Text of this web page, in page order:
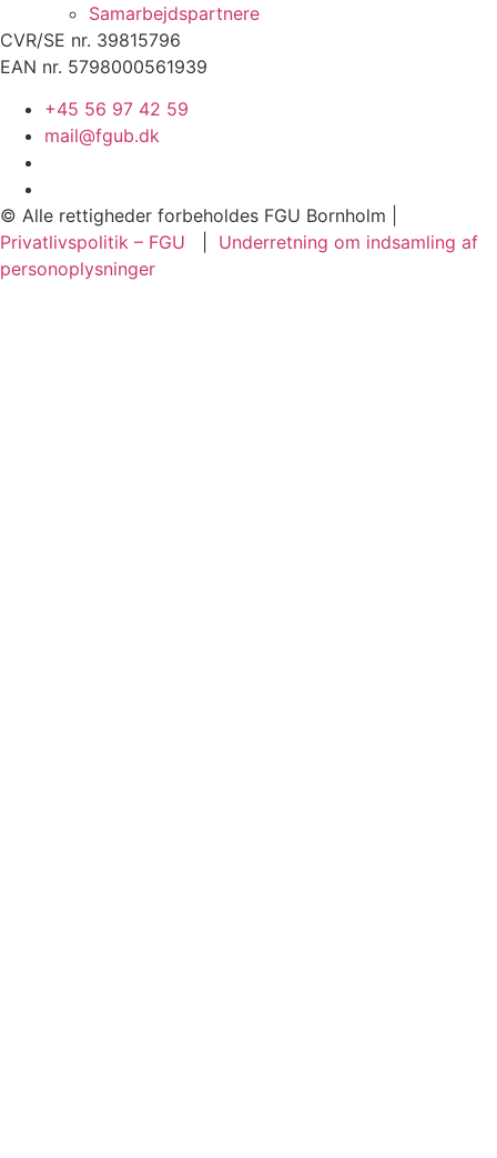
Samarbejdspartnere
CVR/SE nr. 39815796
EAN nr. 5798000561939
+45 56 97 42 59
mail@fgub.dk
© Alle rettigheder forbeholdes FGU Bornholm |
Privatlivspolitik – FGU
Underretning om indsamling af
personoplysninger